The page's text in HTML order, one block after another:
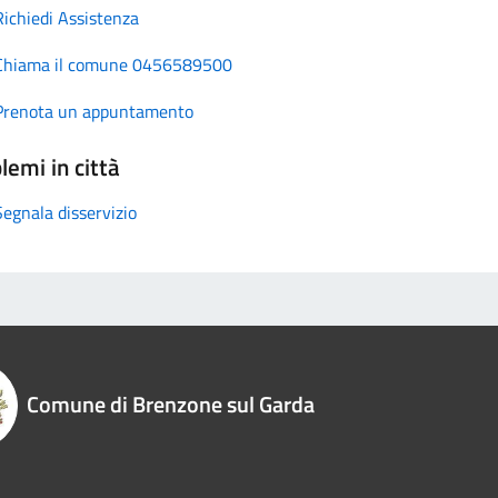
Assistenza
il comune 0456589500
un appuntamento
in città
disservizio
Comune di Brenzone sul Garda